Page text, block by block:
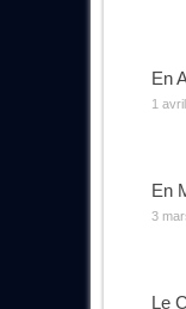
En
1
En
3
Le